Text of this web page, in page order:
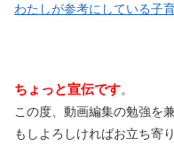
わたしが参考にしている子
ちょっと宣伝です。
この度、動画編集の勉強を
もしよろしければお立ち寄